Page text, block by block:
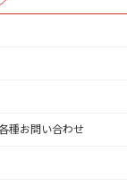
種お問い合わせ